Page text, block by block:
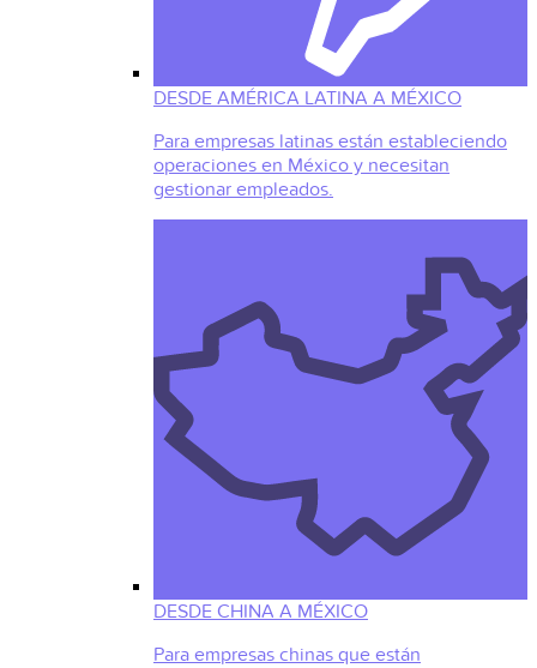
DESDE AMÉRICA LATINA A MÉXICO
Para empresas latinas están estableciendo
operaciones en México y necesitan
gestionar empleados.
DESDE CHINA A MÉXICO
Para empresas chinas que están